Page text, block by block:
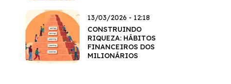
13/03/2026 - 12:18
CONSTRUINDO
RIQUEZA: HÁBITOS
FINANCEIROS DOS
MILIONÁRIOS